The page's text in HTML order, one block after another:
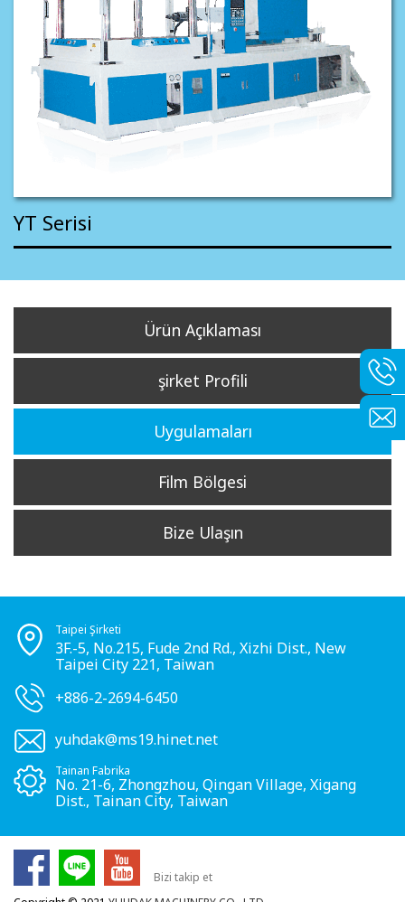
YT Serisi
Ürün Açıklaması
şirket Profili
Uygulamaları
Film Bölgesi
Bize Ulaşın
Taipei Şirketi
3F.-5, No.215, Fude 2nd Rd., Xizhi Dist., New
Taipei City 221, Taiwan
+886-2-2694-6450
yuhdak@ms19.hinet.net
Tainan Fabrika
No. 21-6, Zhongzhou, Qingan Village, Xigang
Dist., Tainan City, Taiwan
Bizi takip et